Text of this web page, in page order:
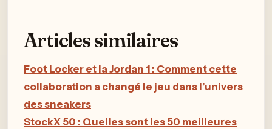
Articles similaires
Foot Locker et la Jordan 1 : Comment cette
collaboration a changé le jeu dans l’univers
des sneakers
StockX 50 : Quelles sont les 50 meilleures